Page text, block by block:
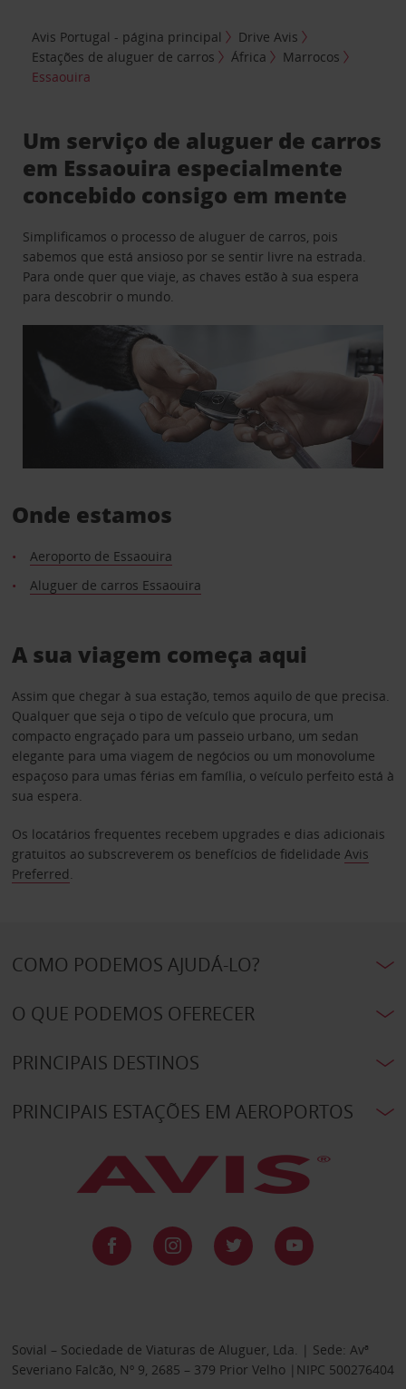
Avis Portugal - página principal
Drive Avis
Estações de aluguer de carros
África
Marrocos
Essaouira
Um serviço de aluguer de carros
em Essaouira especialmente
concebido consigo em mente
Simplificamos o processo de aluguer de carros, pois
sabemos que está ansioso por se sentir livre na estrada.
Para onde quer que viaje, as chaves estão à sua espera
para descobrir o mundo.
Onde estamos
Aeroporto de Essaouira
Aluguer de carros Essaouira
A sua viagem começa aqui
Assim que chegar à sua estação, temos aquilo de que precisa.
Qualquer que seja o tipo de veículo que procura, um
compacto engraçado para um passeio urbano, um sedan
elegante para uma viagem de negócios ou um monovolume
espaçoso para umas férias em família, o veículo perfeito está à
sua espera.
Os locatários frequentes recebem upgrades e dias adicionais
gratuitos ao subscreverem os benefícios de fidelidade Avis
Preferred.
COMO PODEMOS AJUDÁ-LO?
O QUE PODEMOS OFERECER
PRINCIPAIS DESTINOS
PRINCIPAIS ESTAÇÕES EM AEROPORTOS
Sovial – Sociedade de Viaturas de Aluguer, Lda. | Sede: Avª
Severiano Falcão, Nº 9, 2685 – 379 Prior Velho |NIPC 500276404